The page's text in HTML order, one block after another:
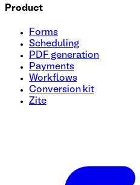
¡Prepárate para poner a
cuestionario cubre una
fácilmente su propio
Product
Forms
Scheduling
PDF generation
Payments
Workflows
Conversion kit
Zite